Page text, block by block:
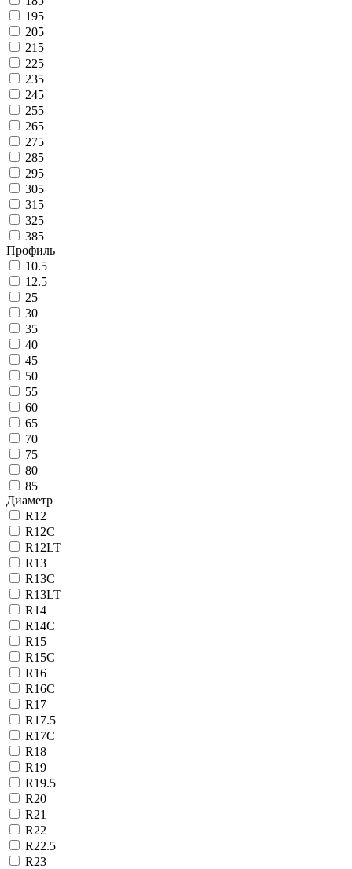
195
205
215
225
235
245
255
265
275
285
295
305
315
325
385
Профиль
10.5
12.5
25
30
35
40
45
50
55
60
65
70
75
80
85
Диаметр
R12
R12C
R12LT
R13
R13C
R13LT
R14
R14C
R15
R15C
R16
R16C
R17
R17.5
R17C
R18
R19
R19.5
R20
R21
R22
R22.5
R23